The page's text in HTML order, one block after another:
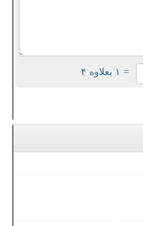
= ۱ بعلاوه ۴